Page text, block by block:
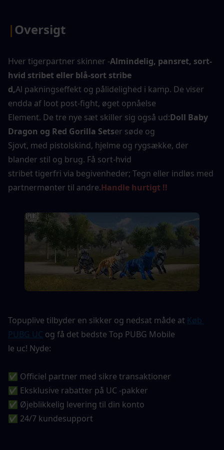
|Oversigt
Hver tigerpartner skinner -Almindelig, pansret, sort-
hvid stribet eller blå-sort stribe
d,Al pakningseffekt og pålidelighed i kamp. De viser
endda af loot post-fight, øget opnåelse
Element. De tre nye sæt skiller sig også ud:Doll Baby
Dragon og Red Gorilla Setser søde og
Sjovt, med pistolskind, hjelme og rygsække, der
blander stil og brug. Få sort-hvid
stribet tigerfri via begivenheder; Tegn eller indløs med
partnermønter til andre.Handle hurtigt !!
Topuplive tilbyder en sikker og nedsat måde at Køb
PUBG UC og få det bedste Top PUBG Mobile
le uc! Nyde:
✅ Officiel partner med sikre transaktioner
✅ Eksklusive rabatter på UC -pakker
✅ Øjeblikkelig levering til din konto
✅ 24/7 kundesupport